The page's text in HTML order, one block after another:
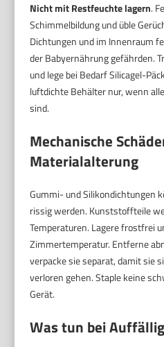
Nicht mit Restfeuchte lagern.
Schimmelbildung und üble
Dichtungen und im Innenraum
der Babyernährung gefährden.
und lege bei Bedarf Silicagel-
luftdichte Behälter nur, wenn
sind.
Mechanische
Materialalterung
Gummi- und Silikondichtungen
rissig werden. Kunststoffteile
Temperaturen. Lagere frostfrei
Zimmertemperatur. Entferne
verpacke sie separat, damit sie
verloren gehen. Staple keine
Gerät.
Was tun bei